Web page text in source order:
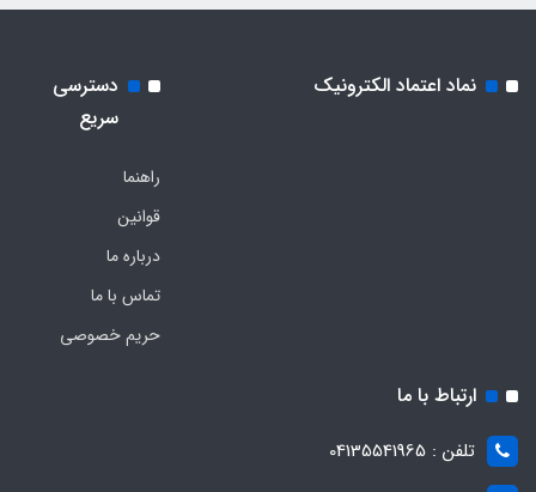
نماد اعتماد الکترونیک
دسترسی
سریع
راهنما
قوانین
درباره ما
تماس با ما
حریم خصوصی
ارتباط با ما
تلفن : 04135541965